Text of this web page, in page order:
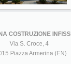
COSTRUZIONE INFISSI
Via S. Croce, 4
Piazza Armerina (EN)